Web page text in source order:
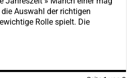
Auswahl der richtigen
Rolle spielt. Die